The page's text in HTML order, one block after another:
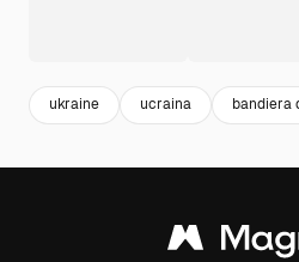
ukraine ucraina bandiera